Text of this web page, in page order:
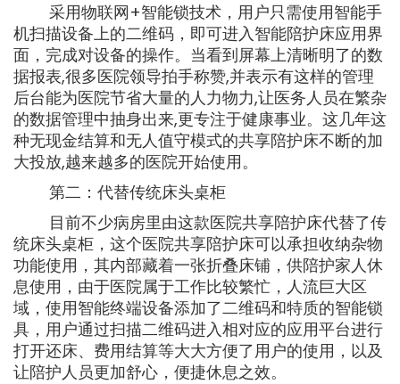
采用物联网+智能锁技术，用户只需使用智能手
机扫描设备上的二维码，即可进入智能陪护床应用界
面，完成对设备的操作。当看到屏幕上清晰明了的数
据报表,很多医院领导拍手称赞,并表示有这样的管理
后台能为医院节省大量的人力物力,让医务人员在繁杂
的数据管理中抽身出来,更专注于健康事业。这几年这
种无现金结算和无人值守模式的共享陪护床不断的加
大投放,越来越多的医院开始使用。
第二：代替传统床头桌柜
目前不少病房里由这款医院共享陪护床代替了传
统床头桌柜，这个医院共享陪护床可以承担收纳杂物
功能使用，其内部藏着一张折叠床铺，供陪护家人休
息使用，由于医院属于工作比较繁忙，人流巨大区
域，使用智能终端设备添加了二维码和特质的智能锁
具，用户通过扫描二维码进入相对应的应用平台进行
打开还床、费用结算等大大方便了用户的使用，以及
让陪护人员更加舒心，便捷休息之效。